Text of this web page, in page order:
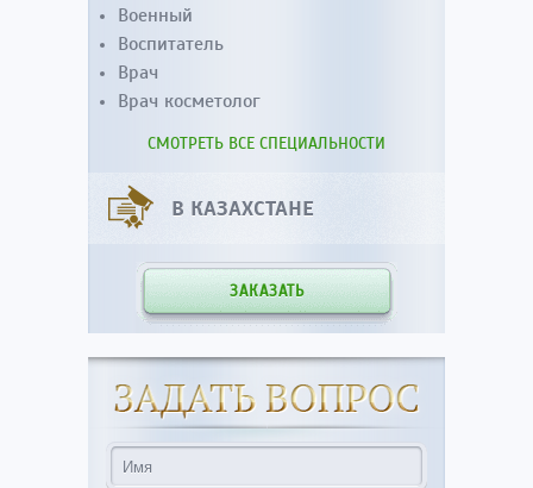
Военный
Воспитатель
Врач
Врач косметолог
СМОТРЕТЬ ВСЕ СПЕЦИАЛЬНОСТИ
В КАЗАХСТАНЕ
ЗАКАЗАТЬ